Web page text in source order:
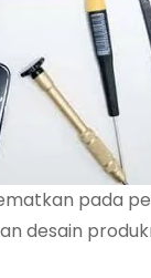
pada
desain